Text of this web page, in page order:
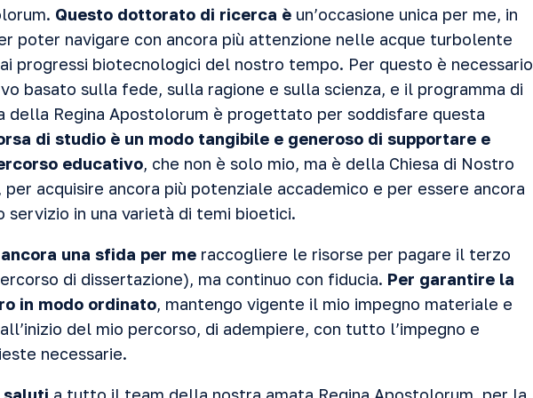
Questo dottorato di ricerca è un’occasione unica per me, in
poter navigare con ancora più attenzione nelle acque turbolente
progressi biotecnologici del nostro tempo. Per questo è necessario
basato sulla fede, sulla ragione e sulla scienza, e il programma di
Regina Apostolorum è progettato per soddisfare questa
di studio è un modo tangibile e generoso di supportare e
educativo, che non è solo mio, ma è della Chiesa di Nostro
per acquisire ancora più potenziale accademico e per essere ancora
servizio in una varietà di temi bioetici.
una sfida per me raccogliere le risorse per pagare il terzo
di dissertazione), ma continuo con fiducia. Per garantire la
in modo ordinato, mantengo vigente il mio impegno materiale e
del mio percorso, di adempiere, con tutto l’impegno e
necessarie.